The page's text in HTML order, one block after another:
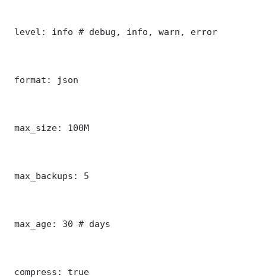
level: info # debug, info, warn, error
format: json
max_size: 100M
max_backups: 5
max_age: 30 # days
compress: true